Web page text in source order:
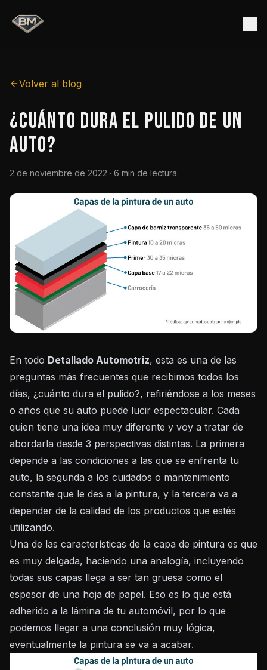
Volver al blog
¿Cuánto dura el pulido de un
auto?
2 de noviembre de 2022 · 6 min de lectura
En todo Detallado Automotriz, esta es una de las
preguntas más frecuentes que recibimos todos los
días, ¿cuánto dura el pulido?, refiriéndose a los meses
o años que su auto puede lucir espectacular. Cada
quien tiene una idea muy diferente y voy a tratar de
abordarla desde 3 perspectivas distintas. La primera
depende a las condiciones a las que se enfrenta tu
auto, la segunda a los cuidados o mantenimiento
constante que le des a la pintura, y la tercera va a
depender de la calidad de los productos que estés
utilizando.
Una de las características de la capa de pintura es que
es muy delgada, haciendo una analogía, incluyendo
todas sus capas llega a ser tan gruesa como el
espesor de una hoja de papel. Eso es lo que está
adherido a la lámina de tu automóvil, por lo que
podemos llegar a una conclusión muy lógica,
eventualmente la pintura se va a acabar.